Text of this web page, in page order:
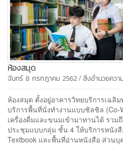
ห้องสมุด
จันทร์ 8 กรกฎาคม 2562 / สิ่งอำนวยควา
ห้องสมุด ตั้งอยู่อาคารวิทยบริการเฉลิ
บริการพื้นที่นั่งทำงานแบบชิลชิล (Co-
เครื่องดื่มและขนมเข้ามาทานได้ รวม
ประชุมแบบกลุ่ม ชั้น 4 ให้บริการหนังสื
Textbook และพื้นที่อ่านหนังสือ ส่วนบุ